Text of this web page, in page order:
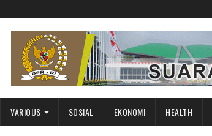
VARIOUS SOSIAL EKONOMI HEALTH